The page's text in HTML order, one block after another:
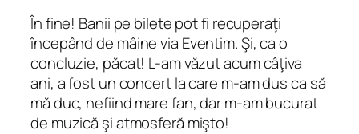
În fine! Banii pe bilete pot fi recuperaţi
începând de mâine via Eventim. Şi, ca o
concluzie, păcat! L-am văzut acum câţiva
ani, a fost un concert la care m-am dus ca să
mă duc, nefiind mare fan, dar m-am bucurat
de muzică şi atmosferă mişto!